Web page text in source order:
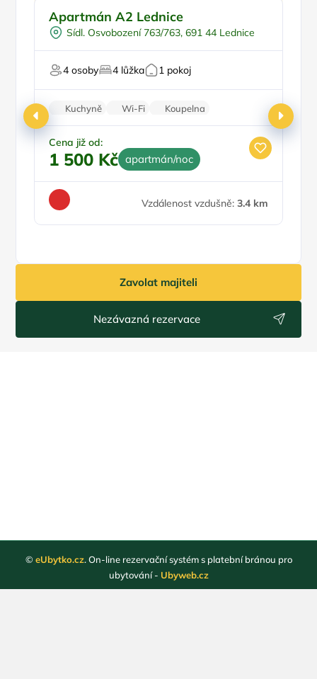
Pro turisty
Pro cyklisty
Pro milovníky historie
Apartmán A2 Lednice
Sídl. Osvobození 763/763, 691 44 Lednice
4 osoby 4 lůžka 1 pokoj
Kuchyně Wi-Fi
Koupelna
Klimatizace
Zvířata povolena
Cena již od:
1 500 Kč apartmán/noc
Vzdálenost vzdušně: 3.4 km
Zavolat majiteli
Nezávazná rezervace
© eUbytko.cz. On-line rezervační systém s platební bránou pro
ubytování - Ubyweb.cz